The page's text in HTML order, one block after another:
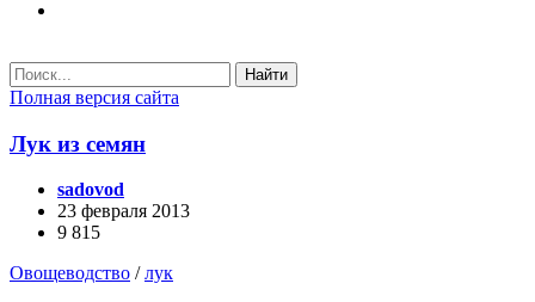
Найти
Полная версия сайта
Лук из семян
sadovod
23 февраля 2013
9 815
Овощеводство /лук